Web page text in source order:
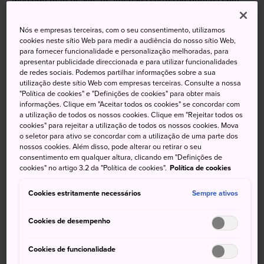
é um dos
festivais mais famosos do Japão e o evento mais
conhecido da Província de Aomori. Atraindo milhões de
visitantes, o espetáculo é realizado anualmente entre 2 e
7 de agosto. Se você não puder ir ao festival, visite o
Museu Nebuta para ter a experiência desse matsuri em
qualquer época do ano.
Não perca
Nebuta
Conheça a história de 300 anos do festival
Festival Nebuta e experimente tocar os tambores
Nós e empresas terceiras, com o seu consentimento, utilizamos
cookies neste sítio Web para medir a audiência do nosso sítio Web,
para fornecer funcionalidade e personalização melhoradas, para
apresentar publicidade direccionada e para utilizar funcionalidades
de redes sociais. Podemos partilhar informações sobre a sua
utilização deste sítio Web com empresas terceiras. Consulte a nossa
"Política de cookies" e "Definições de cookies" para obter mais
informações. Clique em "Aceitar todos os cookies" se concordar com
a utilização de todos os nossos cookies. Clique em "Rejeitar todos os
cookies" para rejeitar a utilização de todos os nossos cookies. Mova
o seletor para ativo se concordar com a utilização de uma parte dos
nossos cookies. Além disso, pode alterar ou retirar o seu
consentimento em qualquer altura, clicando em "Definições de
cookies" no artigo 3.2 da "Política de cookies". Política de cookies
Cookies estritamente necessários Sempre ativos
Cookies de desempenho
Cookies de funcionalidade